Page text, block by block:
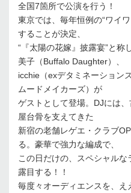
全国7箇所で公演を行う！
東京では、毎年恒例の“ワイ
することが決定、
“『太陽の花嫁』披露宴”と称
美子（Buffalo Daughter）、
icchie（exデタミネーション
ムードメイカーズ）が
ゲストとして登場。DJには
屋台骨を支えてきた
新宿の老舗レゲエ・クラブ
る。豪華で強力な編成で、
この日だけの、スペシャル
露目する！！
毎度々オーディエンスを、